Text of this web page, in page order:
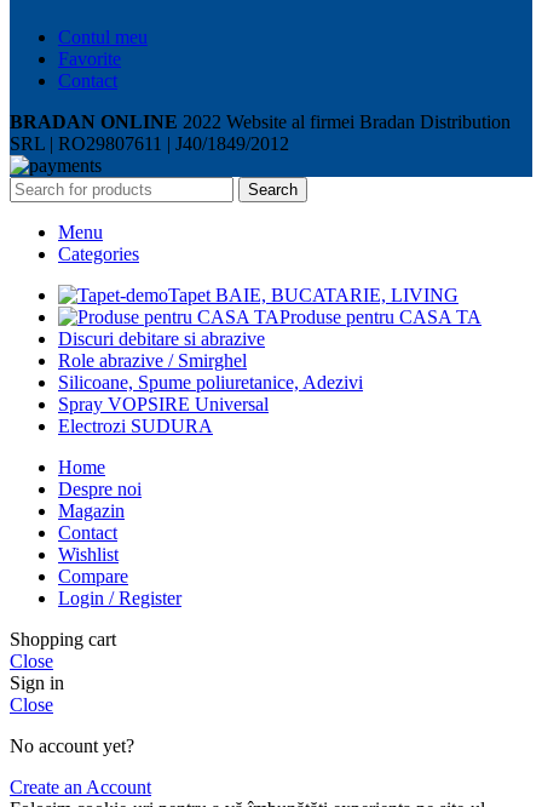
Contul meu
Favorite
Contact
BRADAN ONLINE 2022 Website al firmei Bradan Distribution
SRL | RO29807611 | J40/1849/2012
Search
Menu
Categories
Tapet BAIE, BUCATARIE, LIVING
Produse pentru CASA TA
Discuri debitare si abrazive
Role abrazive / Smirghel
Silicoane, Spume poliuretanice, Adezivi
Spray VOPSIRE Universal
Electrozi SUDURA
Home
Despre noi
Magazin
Contact
Wishlist
Compare
Login / Register
Shopping cart
Close
Sign in
Close
No account yet?
Create an Account